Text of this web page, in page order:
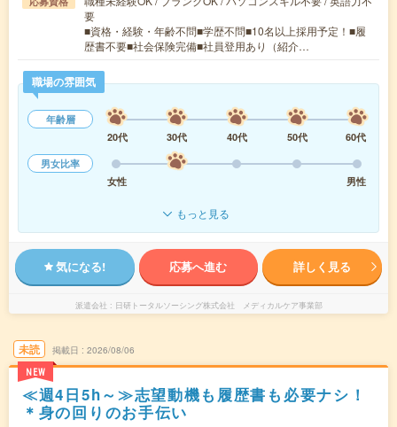
要
■資格・経験・年齢不問■学歴不問■10名以上採用予定！■履
歴書不要■社会保険完備■社員登用あり（紹介…
職場の雰囲気
年齢層
20代
30代 40代 50代
60代
男女比率
女性
男性
もっと見る
気になる! 応募へ進む 詳しく見る
派遣会社 日研トータルソーシング株式会社 メディカルケア事業部
未読
NEW
掲載日 2026/08/06
≪週4日5h～≫志望動機も履歴書も必要ナシ！
＊身の回りのお手伝い